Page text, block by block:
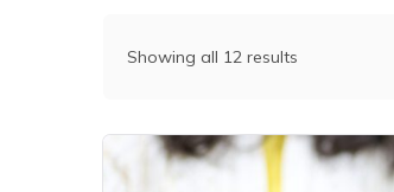
Showing all 12 results